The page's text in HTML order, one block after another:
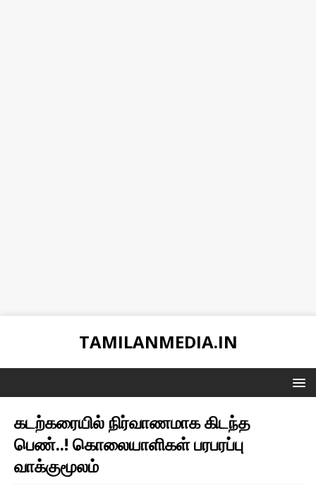
TAMILANMEDIA.IN
கடற்கரையில் நிர்வாணமாக கிடந்த
பெண்..! கொலையாளிகள் பரபரப்பு
வாக்குமூலம்